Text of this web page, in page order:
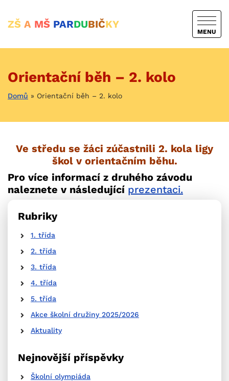
ZŠ A MŠ PARDUBIČKY
MENU
Orientační běh – 2. kolo
Domů » Orientační běh – 2. kolo
Ve středu se žáci zúčastnili 2. kola ligy
škol v orientačním běhu.
Pro více informací z druhého závodu
naleznete v následující prezentaci.
Rubriky
1. třída
2. třída
3. třída
4. třída
5. třída
Akce školní družiny 2025/2026
Aktuality
Nejnovější příspěvky
Školní olympiáda